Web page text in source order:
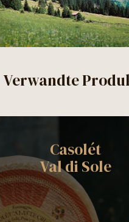
Verwandte
Casolét
Val di Sole